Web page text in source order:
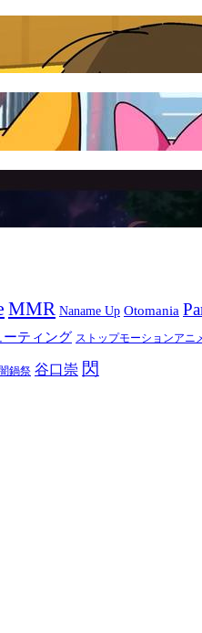
MMR Naname Up Otomania
ーティング ストップモーションアニ
鍋祭 谷口崇 閃